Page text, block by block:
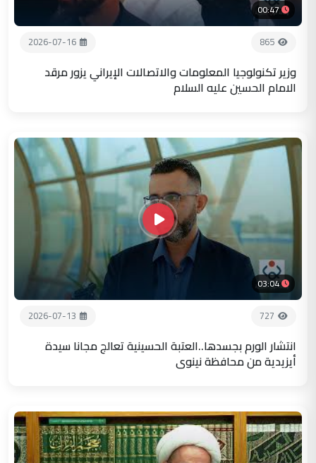
00:47
865
2026-07-16
وزير تكنولوجيا المعلومات والاتصالات الإيراني يزور مرقد
الامام الحسين عليه السلام
03:04
727
2026-07-13
انتشار الورم بجسدها..العتبة الحسينية تعالج مجانا سيدة
أيزيدية من محافظة نينوى